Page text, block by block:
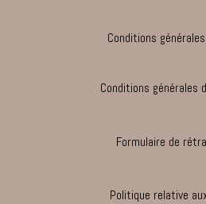
Conditions
Conditions générales
Formulaire de
Politique relative